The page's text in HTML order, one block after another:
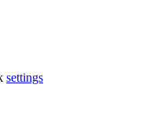
settings